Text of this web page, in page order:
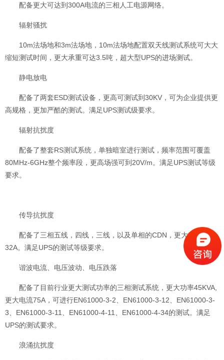
配备更大可达到300A电流的三相人工电源网络。
辐射骚扰
10m法场地和3m法场地，10m法场地配置双天线测试系统可大大
缩短测试时间，更大承重可达3.5吨，超大型UPS的进场测试。
静电放电
配备了两套ESD测试设备，更高可测试到30KV，可为企业提供更
高规格，更加严酷的测试。满足UPS测试级要求。
辐射抗扰度
配备了整套RS测试系统，单独暗室进行测试，频率范围可覆盖
80MHz-6GHz整个频率段，更高场强可到20V/m。满足UPS测试等级
要求。
传导抗扰度
配备了三相五线，四线，三线，以及单相的CDN，更大电流可达
32A。满足UPS的测试等级要求。
谐波电流、电压波动、电压跌落
配备了目前行业更大测试功率的三相测试系统，更大功率45KVA,
更大电流75A，可进行EN61000-3-2、EN61000-3-12、EN61000-3-
3、EN61000-3-11、EN61000-4-11、EN61000-4-34的测试。满足
UPS的测试要求。
浪涌抗扰度